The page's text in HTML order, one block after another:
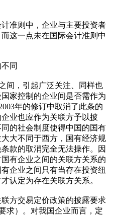
则中，企业与主要投资者
这一点未在国际会计准则中
同
，引起广泛关注、同样也
家控制的企业间是否需作为
年的修订中取消了此条的
业也应作为关联方予以披
的社会制度使得中国的国有
大不同于西方，国有经济规
款的取消完全无法操作。因
有企业之间的关联方关系的
企业之间只有当存在投资纽
认定为存在关联方关系。
交易定价政策的披露要求
求）。对我国企业而言，定